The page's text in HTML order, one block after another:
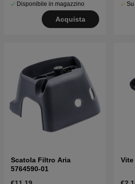
Disponibile in magazzino
Acquista
Su
Scatola Filtro Aria
5764590-01
Vite